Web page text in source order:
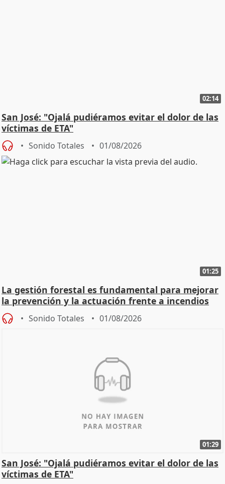
02:14
San José: "Ojalá pudiéramos evitar el dolor de las
víctimas de ETA"
Sonido Totales 01/08/2026
01:25
La gestión forestal es fundamental para mejorar
la prevención y la actuación frente a incendios
Sonido Totales 01/08/2026
01:29
San José: "Ojalá pudiéramos evitar el dolor de las
víctimas de ETA"